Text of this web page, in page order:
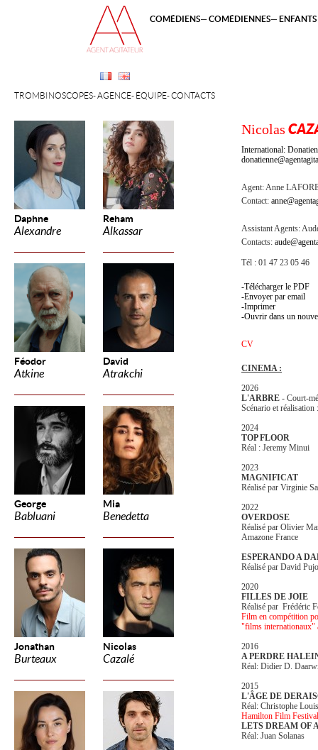
Daphne
Alexandre
Reham
Alkassar
Féodor
Atkine
David
Atrakchi
George
Babluani
Mia
Benedetta
Jonathan
Burteaux
Nicolas
Cazalé
TROMBINOSCOPES AGENCE ÉQUIPE CONTACTS
COMÉDIENS COMÉDIENNES
Nicolas
International:
Agent:Anne
Contact:
Assistant Agents:
Contacts:
Tél : 01 47 23 05 46
Télécharger le PDF
Envoyer par email
Imprimer
Ouvrir dans un
CV
CINEMA :
2026
L'ARBRE - Court-
Scénario et
2024
TOP FLOOR
Réal : Jeremy Minui
2023
MAGNIFICAT
Réalisé par Virginie
2022
OVERDOSE
Réalisé par Olivier
Amazone France
ESPERANDO A
Réalisé par David
2020
FILLES DE JOIE
Réalisé par Frédéric
Film en compétition
"films internationaux"
2016
A PERDRE
Réal: Didier D.
2015
L'ÂGE DE
Réal: Christophe Louis
Hamilton Film
LETS DREAM OF
Réal: Juan Solanas